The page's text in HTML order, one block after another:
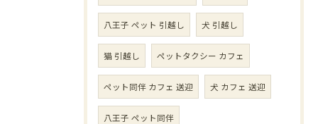
八王子 ペット 引越し 犬 引越し
猫 引越し ペットタクシー カフェ
ペット同伴 カフェ 送迎 犬 カフェ 送迎
八王子 ペット同伴